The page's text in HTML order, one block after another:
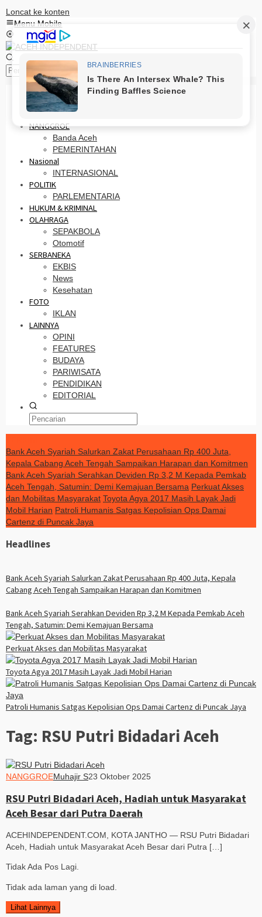
Loncat ke konten
Menu Mobile
HOME
PRO OTONOMI
NANGGROE
Banda Aceh
PEMERINTAHAN
Nasional
INTERNASIONAL
POLITIK
PARLEMENTARIA
HUKUM & KRIMINAL
OLAHRAGA
SEPAKBOLA
Otomotif
SERBANEKA
EKBIS
News
Kesehatan
FOTO
IKLAN
LAINNYA
OPINI
FEATURES
BUDAYA
PARIWISATA
PENDIDIKAN
EDITORIAL
Bank Aceh Syariah Salurkan Zakat Perusahaan Rp 400 Juta,
Kepala Cabang Aceh Tengah Sampaikan Harapan dan Komitmen
Bank Aceh Syariah Serahkan Deviden Rp 3,2 M Kepada Pemkab
Aceh Tengah, Satumin: Demi Kemajuan Bersama Perkuat Akses
dan Mobilitas Masyarakat Toyota Agya 2017 Masih Layak Jadi
Mobil Harian Patroli Humanis Satgas Kepolisian Ops Damai
Cartenz di Puncak Jaya
Headlines
Bank Aceh Syariah Salurkan Zakat Perusahaan Rp 400 Juta, Kepala
Cabang Aceh Tengah Sampaikan Harapan dan Komitmen
Bank Aceh Syariah Serahkan Deviden Rp 3,2 M Kepada Pemkab Aceh
Tengah, Satumin: Demi Kemajuan Bersama
Perkuat Akses dan Mobilitas Masyarakat
Toyota Agya 2017 Masih Layak Jadi Mobil Harian
Patroli Humanis Satgas Kepolisian Ops Damai Cartenz di Puncak Jaya
Tag: RSU Putri Bidadari Aceh
NANGGROEMuhajir S23 Oktober 2025
RSU Putri Bidadari Aceh, Hadiah untuk Masyarakat
Aceh Besar dari Putra Daerah
ACEHINDEPENDENT.COM, KOTA JANTHO — RSU Putri Bidadari
Aceh, Hadiah untuk Masyarakat Aceh Besar dari Putra […]
Tidak Ada Pos Lagi.
Tidak ada laman yang di load.
Lihat Lainnya